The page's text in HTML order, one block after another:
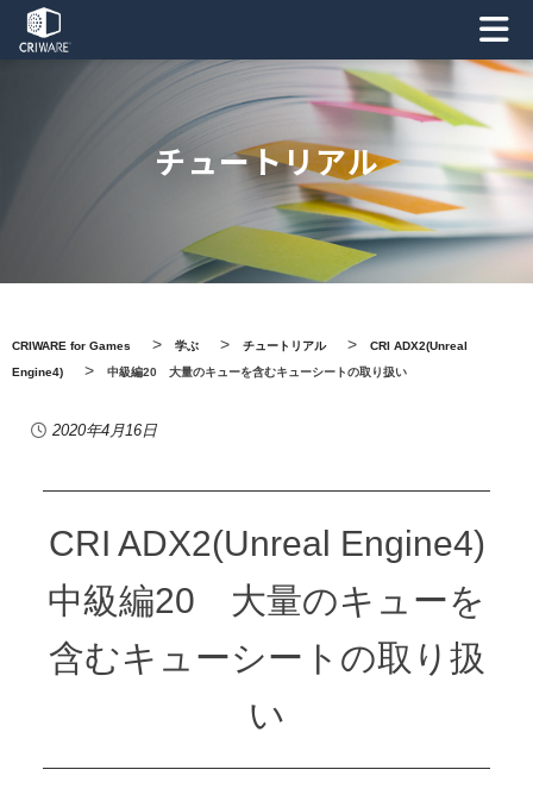
チュートリアル
CRIWARE for Games > 学ぶ > チュートリアル >
CRI ADX2(Unreal
Engine4)
> 中級編20 大量のキューを含むキューシートの取り扱い
2020年4月16日
CRI ADX2(Unreal Engine4)
中級編20 大量のキューを
含むキューシートの取り扱
い